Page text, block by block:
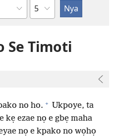
Uzou
Se Timoti
no ho. + Ukpoye, ta
kẹ ezae nọ e gbẹ maha
nọ e kpako no wọhọ